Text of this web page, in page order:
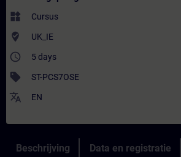
widgets Cursus
where_to_vote UK_IE
access_time 5 days
sell ST-PCS7OSE
translate EN
Beschrijving Data en registratie